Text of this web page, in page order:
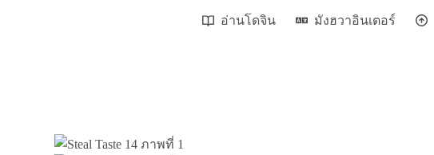
อ่านโดจิน มังฮวาอินเตอร์